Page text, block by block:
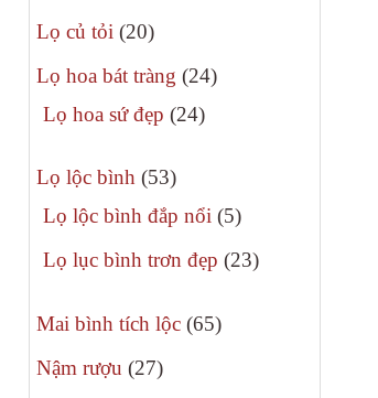
Lọ củ tỏi 2020
phẩm
Lọ hoa bát tràng 2424
Lọ hoa sứ đẹp 2424
Lọ lộc bình 5353
sản
Lọ lộc bình đắp nổi 55
phẩm
Lọ lục bình trơn đẹp 2323
Mai bình tích lộc 6565
Nậm rượu 2727